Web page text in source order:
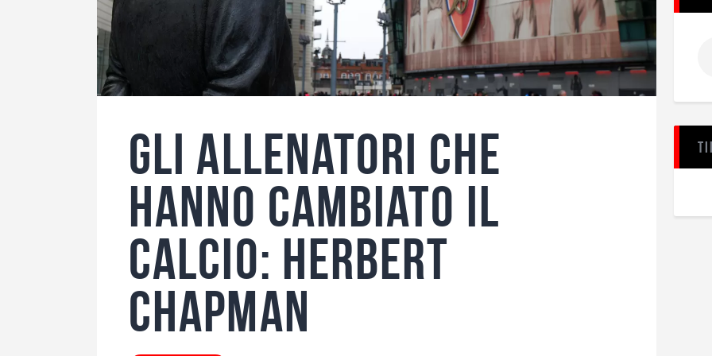
Gli allenatori che
hanno cambiato il
calcio: Herbert
Chapman